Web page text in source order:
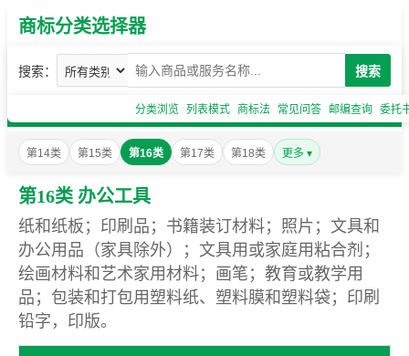
商标分类选择器
搜索： 搜索
分类浏览 列表模式 商标法 常见问答 邮编查询 委托
第14类 第15类 第16类 第17类 第18类 更多 ▾
第16类 办公工具
纸和纸板；印刷品；书籍装订材料；照片；文具和
办公用品（家具除外）；文具用或家庭用粘合剂；
绘画材料和艺术家用材料；画笔；教育或教学用
品；包装和打包用塑料纸、塑料膜和塑料袋；印刷
铅字，印版。